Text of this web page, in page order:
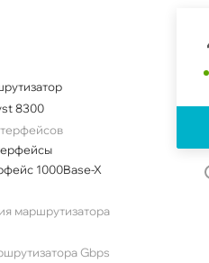
8300
1000Base-X
маршрутизатора
Gbps